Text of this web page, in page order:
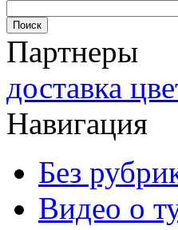
Партнеры
доставка
Навигация
Без
Видео о